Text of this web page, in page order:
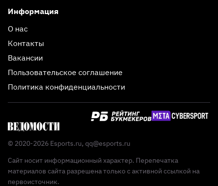
Информация
О нас
Контакты
Вакансии
Пользовательское соглашение
Политика конфиденциальности
© 2020-2026 Esports.ru, qq@esports.ru
Сайт носит информационный характер. Перепечатка
материалов сайта разрешена только с активной ссылкой на
первоисточник.